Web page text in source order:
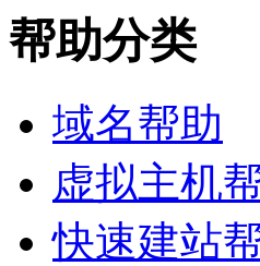
帮助分类
域名帮助
虚拟主机
快速建站